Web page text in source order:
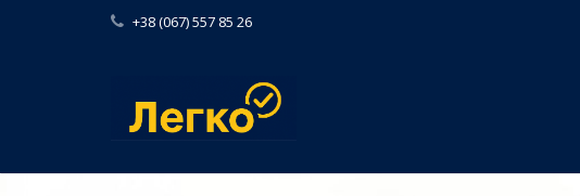
+38 (067) 557 85 26